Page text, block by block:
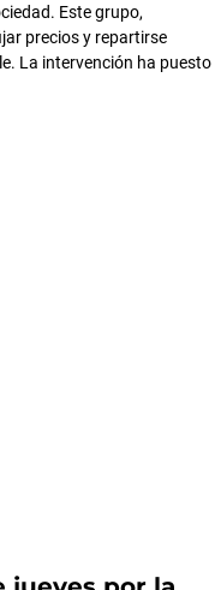
Este grupo,
precios y repartirse
La intervención ha puesto